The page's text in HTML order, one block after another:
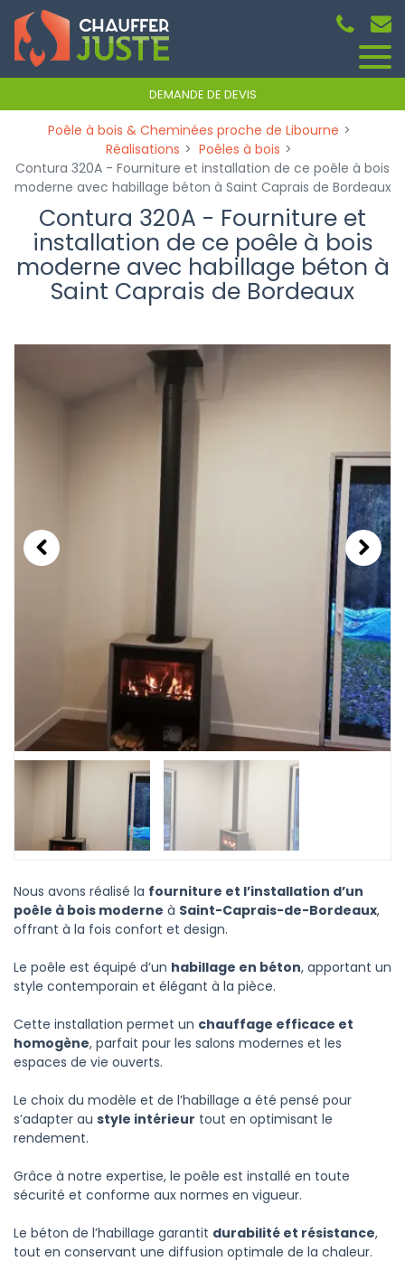
DEMANDE DE DEVIS
Poêle à bois & Cheminées proche de Libourne
Réalisations
Poêles à bois
Contura 320A - Fourniture et installation de ce poêle à bois
moderne avec habillage béton à Saint Caprais de Bordeaux
Contura 320A - Fourniture et
installation de ce poêle à bois
moderne avec habillage béton à
Saint Caprais de Bordeaux
Next
Nous avons réalisé la fourniture et l’installation d’un
poêle à bois moderne à Saint-Caprais-de-Bordeaux,
offrant à la fois confort et design.
Le poêle est équipé d’un habillage en béton, apportant un
style contemporain et élégant à la pièce.
Cette installation permet un chauffage efficace et
homogène, parfait pour les salons modernes et les
espaces de vie ouverts.
Le choix du modèle et de l’habillage a été pensé pour
s’adapter au style intérieur tout en optimisant le
rendement.
Grâce à notre expertise, le poêle est installé en toute
sécurité et conforme aux normes en vigueur.
Le béton de l’habillage garantit durabilité et résistance,
tout en conservant une diffusion optimale de la chaleur.
Panneau de gestion des cookies